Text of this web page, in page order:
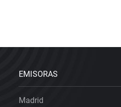
EMISORAS
Madrid